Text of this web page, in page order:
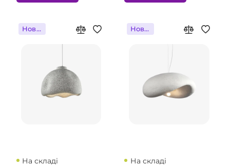
Новинка
На складі
Новинка
На складі